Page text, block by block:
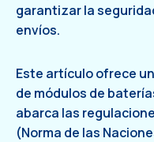
garantizar la
envíos.
Este artículo ofrece
de módulos de
abarca las
(Norma de las